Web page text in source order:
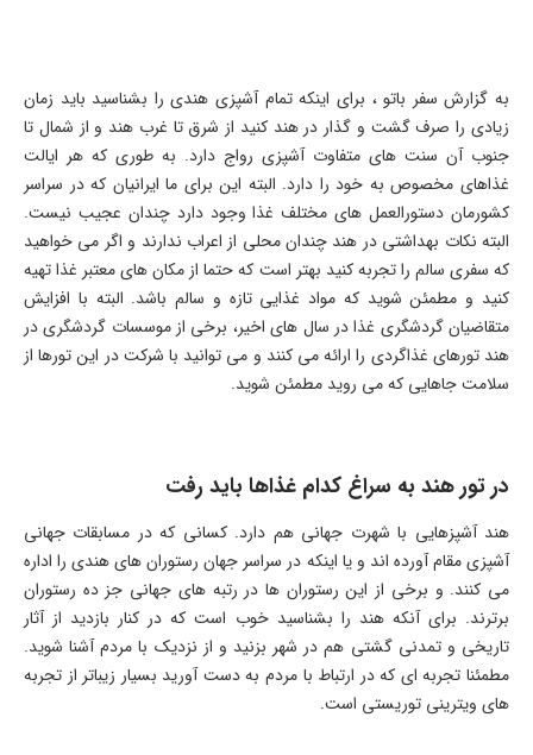
به گزارش سفر باتو ، برای اینکه تمام آشپزی هندی را بشناسید باید زمان
زیادی را صرف گشت و گذار در هند کنید از شرق تا غرب هند و از شمال تا
جنوب آن سنت های متفاوت آشپزی رواج دارد. به طوری که هر ایالت
غذاهای مخصوص به خود را دارد. البته این برای ما ایرانیان که در سراسر
کشورمان دستورالعمل های مختلف غذا وجود دارد چندان عجیب نیست.
البته نکات بهداشتی در هند چندان محلی از اعراب ندارند و اگر می خواهید
که سفری سالم را تجربه کنید بهتر است که حتما از مکان های معتبر غذا تهیه
کنید و مطمئن شوید که مواد غذایی تازه و سالم باشد. البته با افزایش
متقاضیان گردشگری غذا در سال های اخیر، برخی از موسسات گردشگری در
هند تورهای غذاگردی را ارائه می کنند و می توانید با شرکت در این تورها از
سلامت جاهایی که می روید مطمئن شوید.
در تور هند به سراغ کدام غذاها باید رفت
هند آشپزهایی با شهرت جهانی هم دارد. کسانی که در مسابقات جهانی
آشپزی مقام آورده اند و یا اینکه در سراسر جهان رستوران های هندی را اداره
می کنند. و برخی از این رستوران ها در رتبه های جهانی جز ده رستوران
برترند. برای آنکه هند را بشناسید خوب است که در کنار بازدید از آثار
تاریخی و تمدنی گشتی هم در شهر بزنید و از نزدیک با مردم آشنا شوید.
مطمئنا تجربه ای که در ارتباط با مردم به دست آورید بسیار زیباتر از تجربه
های ویترینی توریستی است.